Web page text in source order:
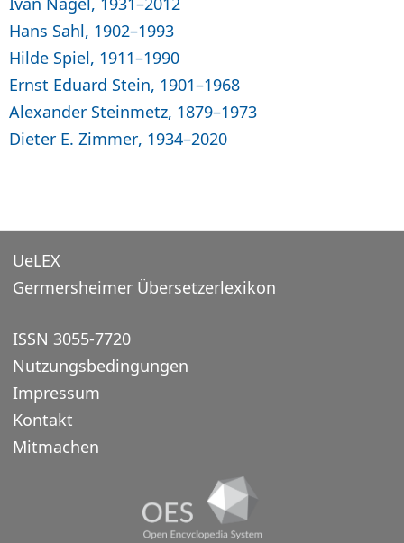
Hans Sahl, 1902–1993
Hilde Spiel, 1911–1990
Ernst Eduard Stein, 1901–1968
Alexander Steinmetz, 1879–1973
Dieter E. Zimmer, 1934–2020
UeLEX
Germersheimer Übersetzerlexikon
ISSN 3055-7720
Nutzungsbedingungen
Impressum
Kontakt
Mitmachen